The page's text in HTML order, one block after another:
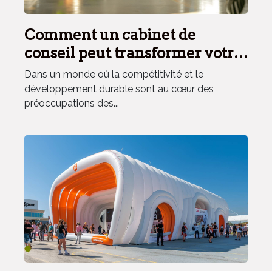
Comment un cabinet de
conseil peut transformer votre
gestion des achats et RSE
Dans un monde où la compétitivité et le
développement durable sont au cœur des
préoccupations des...